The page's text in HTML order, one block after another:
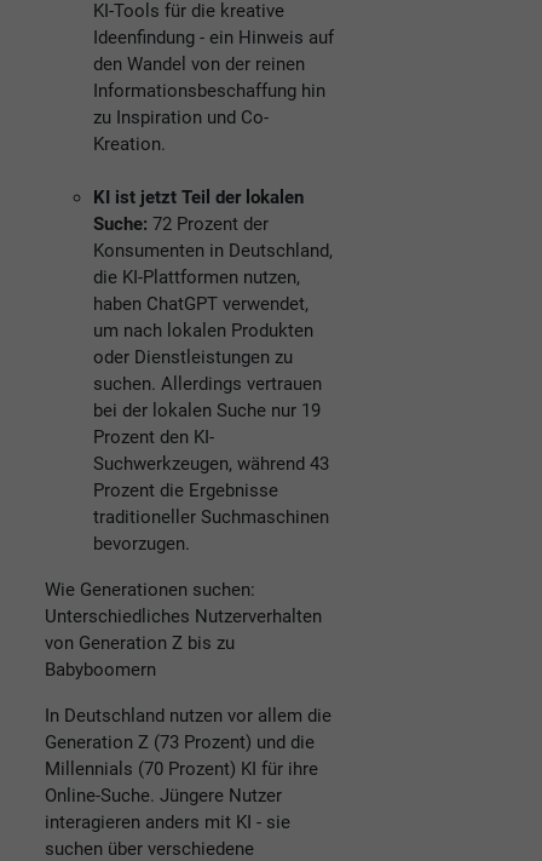
KI-Tools für die kreative
Ideenfindung - ein Hinweis auf
den Wandel von der reinen
Informationsbeschaffung hin
zu Inspiration und Co-
Kreation.
KI ist jetzt Teil der lokalen
Suche: 72 Prozent der
Konsumenten in Deutschland,
die KI-Plattformen nutzen,
haben ChatGPT verwendet,
um nach lokalen Produkten
oder Dienstleistungen zu
suchen. Allerdings vertrauen
bei der lokalen Suche nur 19
Prozent den KI-
Suchwerkzeugen, während 43
Prozent die Ergebnisse
traditioneller Suchmaschinen
bevorzugen.
Wie Generationen suchen:
Unterschiedliches Nutzerverhalten
von Generation Z bis zu
Babyboomern
In Deutschland nutzen vor allem die
Generation Z (73 Prozent) und die
Millennials (70 Prozent) KI für ihre
Online-Suche. Jüngere Nutzer
interagieren anders mit KI - sie
suchen über verschiedene